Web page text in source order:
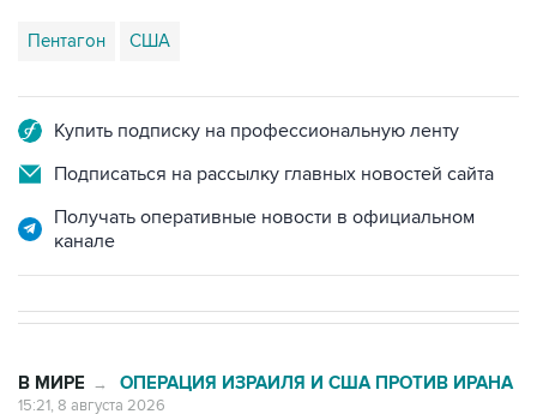
Пентагон США
Купить подписку на профессиональную ленту
Подписаться на рассылку главных новостей сайта
Получать оперативные новости в официальном
канале
В МИРЕ → ОПЕРАЦИЯ ИЗРАИЛЯ И США ПРОТИВ ИРАНА
15:21, 8 августа 2026